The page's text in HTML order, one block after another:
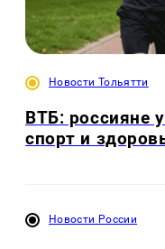
Новости Тольятти
ВТБ: россияне
спорт и
Новости России